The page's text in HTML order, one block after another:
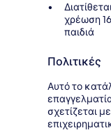
χρέωση
παιδιά
Πολιτικές
Αυτό το
σχετίζεται